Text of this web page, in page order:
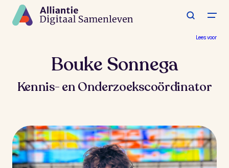
hoofdinhoud
Lees voor
Bouke Sonnega
Kennis- en Onderzoekscoördinator